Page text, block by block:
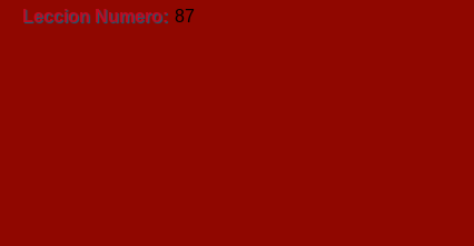
Leccion Numero 87